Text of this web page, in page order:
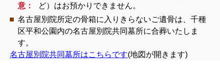
意：
ど）はお預かりできません。
名古屋別院所定の骨箱に入りきらないご遺骨は、千種
区平和公園内の名古屋別院共同墓所に合葬いたしま
す。
名古屋別院共同墓所はこちらです(地図が開きます)